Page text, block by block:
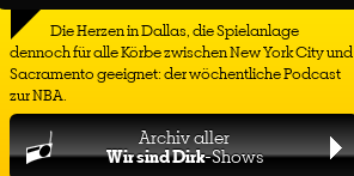
Die Herzen in Dallas, die Spielanlage
dennoch für alle Körbe zwischen New York City und
Sacramento geeignet: der wöchentliche Podcast
zur NBA.
Archiv aller
Wir sind Dirk-Shows